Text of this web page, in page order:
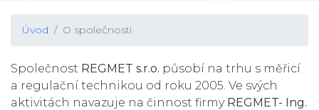
Úvod O společnosti
Společnost REGMET s.r.o. působí na trhu s měřicí
a regulační technikou od roku 2005. Ve svých
aktivitách navazuje na činnost firmy REGMET- Ing.